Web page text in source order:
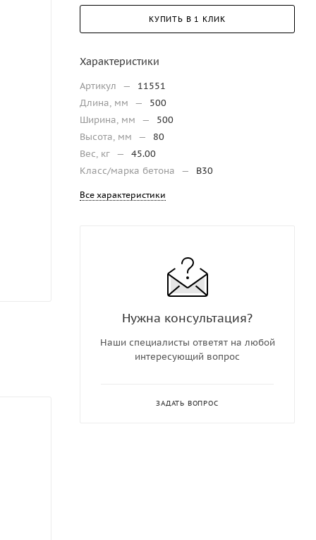
КУПИТЬ В 1 КЛИК
Характеристики
Артикул —
11551
Длина, мм
—
500
Ширина, мм
—
500
Высота, мм
—
80
Вес, кг —
45.00
Класс/марка бетона
— B30
Все характеристики
Нужна консультация?
Наши специалисты ответят на любой
интересующий вопрос
ЗАДАТЬ ВОПРОС